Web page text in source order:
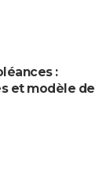
:
et modèle de